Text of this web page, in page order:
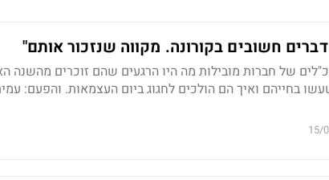
חשובים בקורונה. מקווה שנזכור אותם"
של חברות מובילות מה היו הרגעים שהם זוכרים מהשנה
בחייהם ואיך הם הולכים לחגוג ביום העצמאות. והפעם:
15/